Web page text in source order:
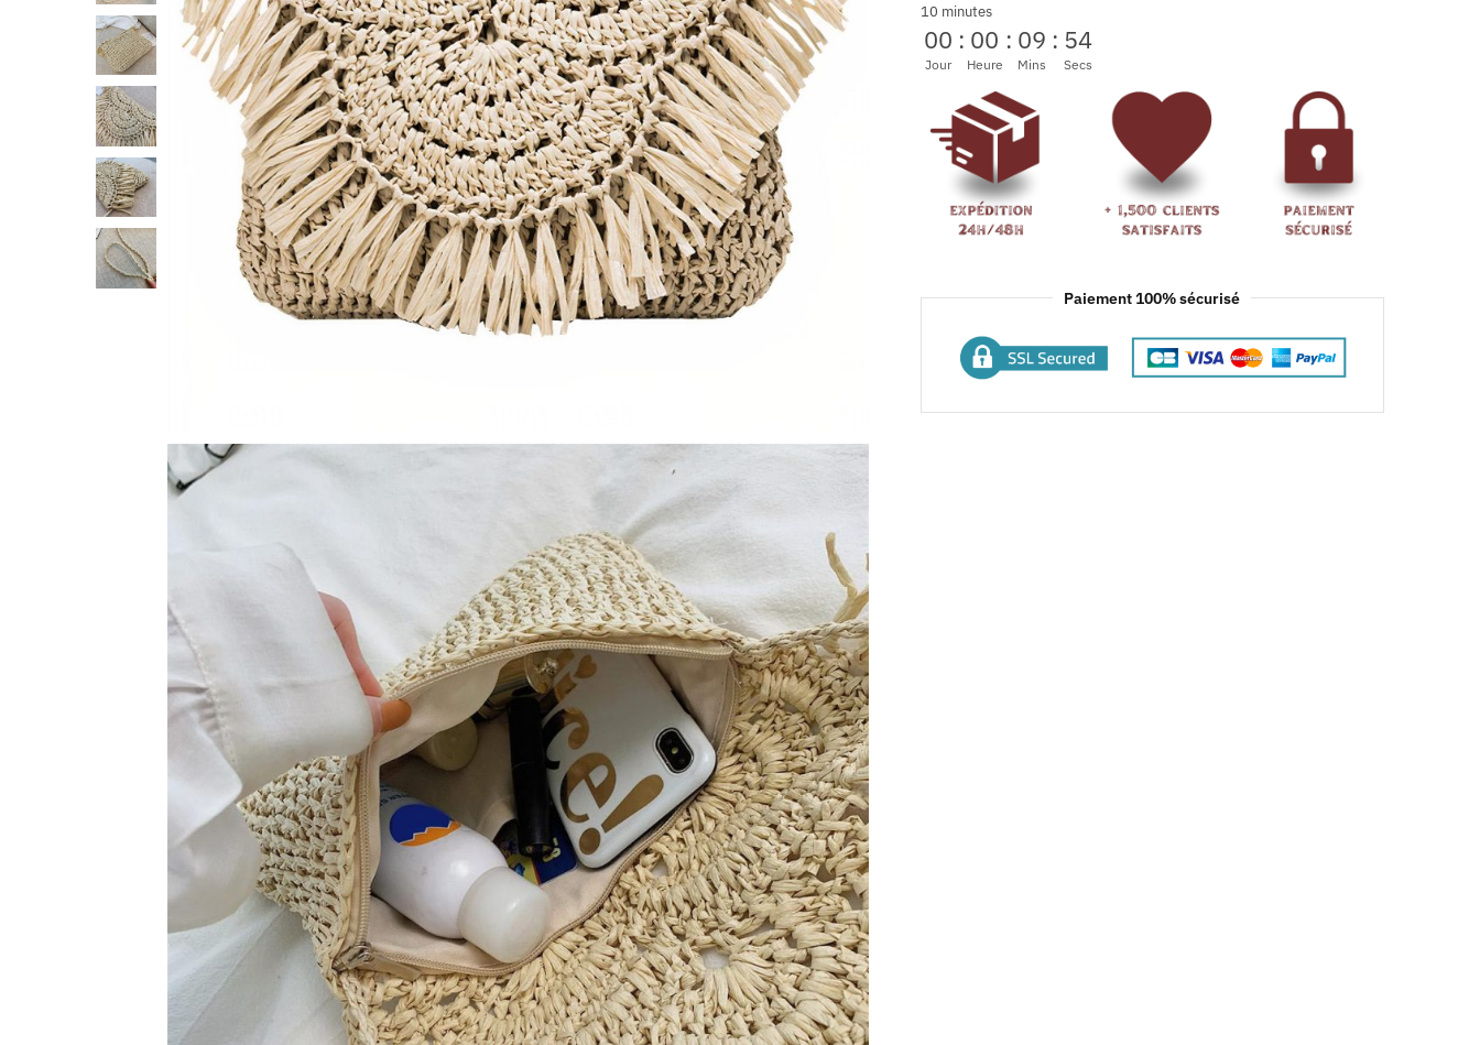
10 minutes
00
Jour
: 00
Heure
: 09
Mins
: 53
Secs
Paiement 100% sécurisé